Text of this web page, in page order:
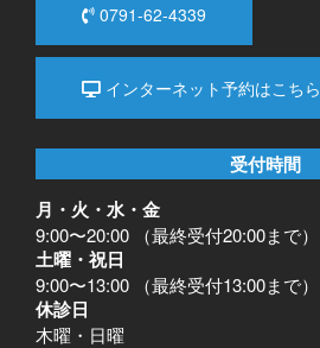
0791-62-4339
インターネット予約はこちら
受付時間
月・火・水・金
9:00〜20:00 （最終受付20:00まで）
土曜・祝日
9:00〜13:00 （最終受付13:00まで）
休診日
木曜・日曜